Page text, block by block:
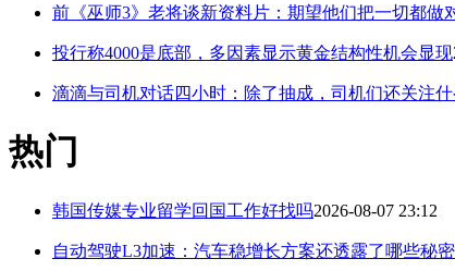
前《巫师3》老将谈新资料片：期望他们把一切都做
投行称4000是底部，多因素显示黄金结构性机会显现
滴滴与司机对话四小时：除了抽成，司机们还关注什
热门
韩国传媒专业留学回国工作好找吗2026-08-07 23:12
自动驾驶L3加速：汽车稳增长方案还透露了哪些秘密